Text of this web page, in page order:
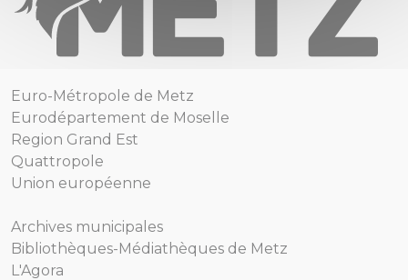
Euro-Métropole de Metz
Eurodépartement de Moselle
Region Grand Est
Quattropole
Union européenne
Archives municipales
Bibliothèques-Médiathèques de Metz
L'Agora